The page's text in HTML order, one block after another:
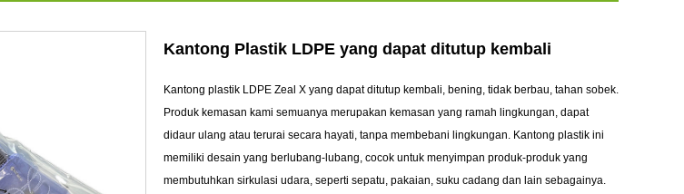
Kantong Plastik LDPE yang dapat ditutup kembali
Kantong plastik LDPE Zeal X yang dapat ditutup kembali, bening, tidak berbau, tahan sobek.
Produk kemasan kami semuanya merupakan kemasan yang ramah lingkungan, dapat
didaur ulang atau terurai secara hayati, tanpa membebani lingkungan. Kantong plastik ini
memiliki desain yang berlubang-lubang, cocok untuk menyimpan produk-produk yang
membutuhkan sirkulasi udara, seperti sepatu, pakaian, suku cadang dan lain sebagainya.